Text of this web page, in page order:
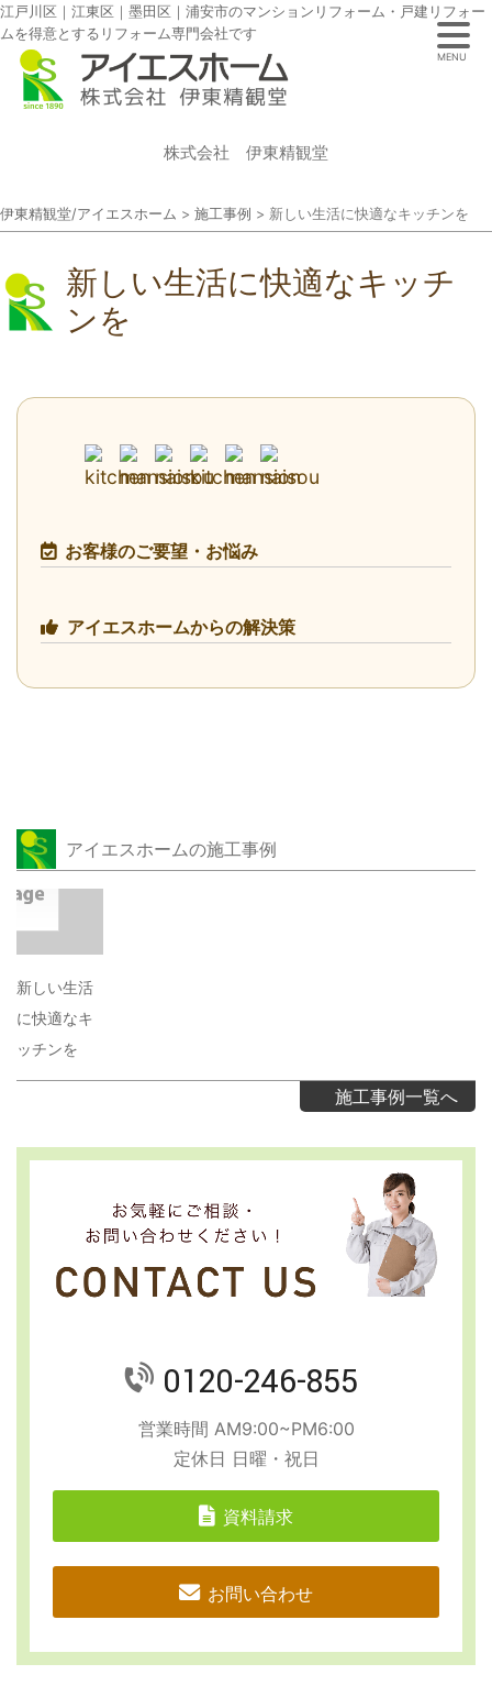
江戸川区｜江東区｜墨田区｜浦安市のマンションリフォーム・戸建リフォー
ムを得意とするリフォーム専門会社です
株式会社 伊東精観堂
伊東精観堂/アイエスホーム > 施工事例 > 新しい生活に快適なキッチンを
新しい生活に快適なキッチ
ンを
お客様のご要望・お悩み
アイエスホームからの解決策
アイエスホームの施工事例
新しい生活
に快適なキ
ッチンを
施工事例一覧へ
0120-246-855
営業時間 AM9:00~PM6:00
定休日 日曜・祝日
資料請求
お問い合わせ
MENU